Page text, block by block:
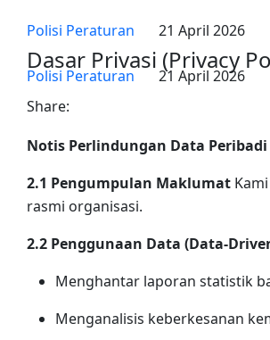
Polisi Peraturan 21 April 2026
Dasar Privasi (Privacy
Polisi Peraturan
21 April 2026
Share:
Notis Perlindungan Data
2.1 Pengumpulan Maklumat
rasmi organisasi.
2.2 Penggunaan Data (Data-
Menghantar laporan statistik
Menganalisis keberkesanan